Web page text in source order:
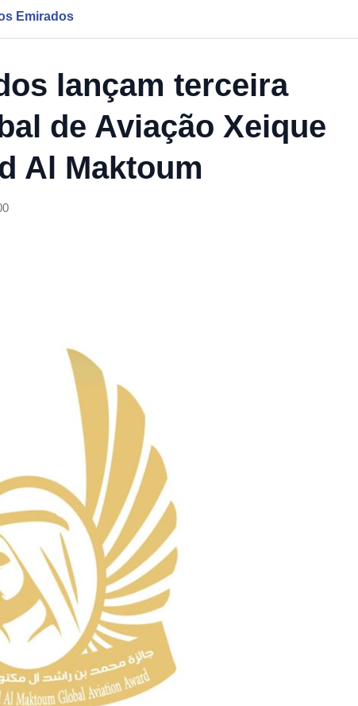
Emirados
lançam terceira
de Aviação Xeique
Al Maktoum